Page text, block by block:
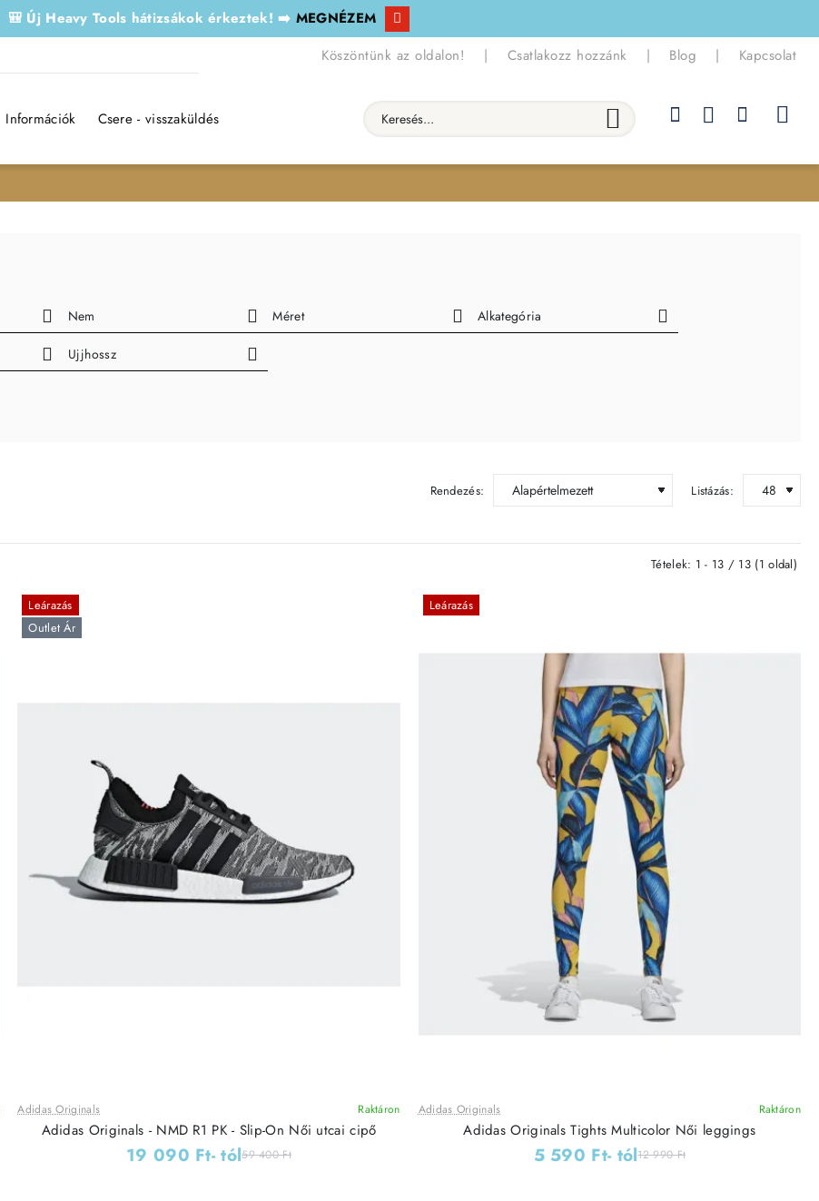
🎒 Új Heavy Tools hátizsákok érkeztek! ➡️ MEGNÉZEM
Köszöntünk az oldalon! | Csatlakozz hozzánk | Blog | Kapcsolat
Információk Csere - visszaküldés Keresés...
Nem Méret Alkategória
Ujjhossz
Rendezés: Listázás:
Tételek: 1 - 13 / 13 (1 oldal)
Leárazás
Outlet Ár
Adidas Originals Raktáron
Adidas Originals - NMD R1 PK - Slip-On Női utcai cipő
19 090 Ft- tól59 400 Ft
Leárazás
Adidas Originals Raktáron
Adidas Originals Tights Multicolor Női leggings
5 590 Ft- tól12 990 Ft